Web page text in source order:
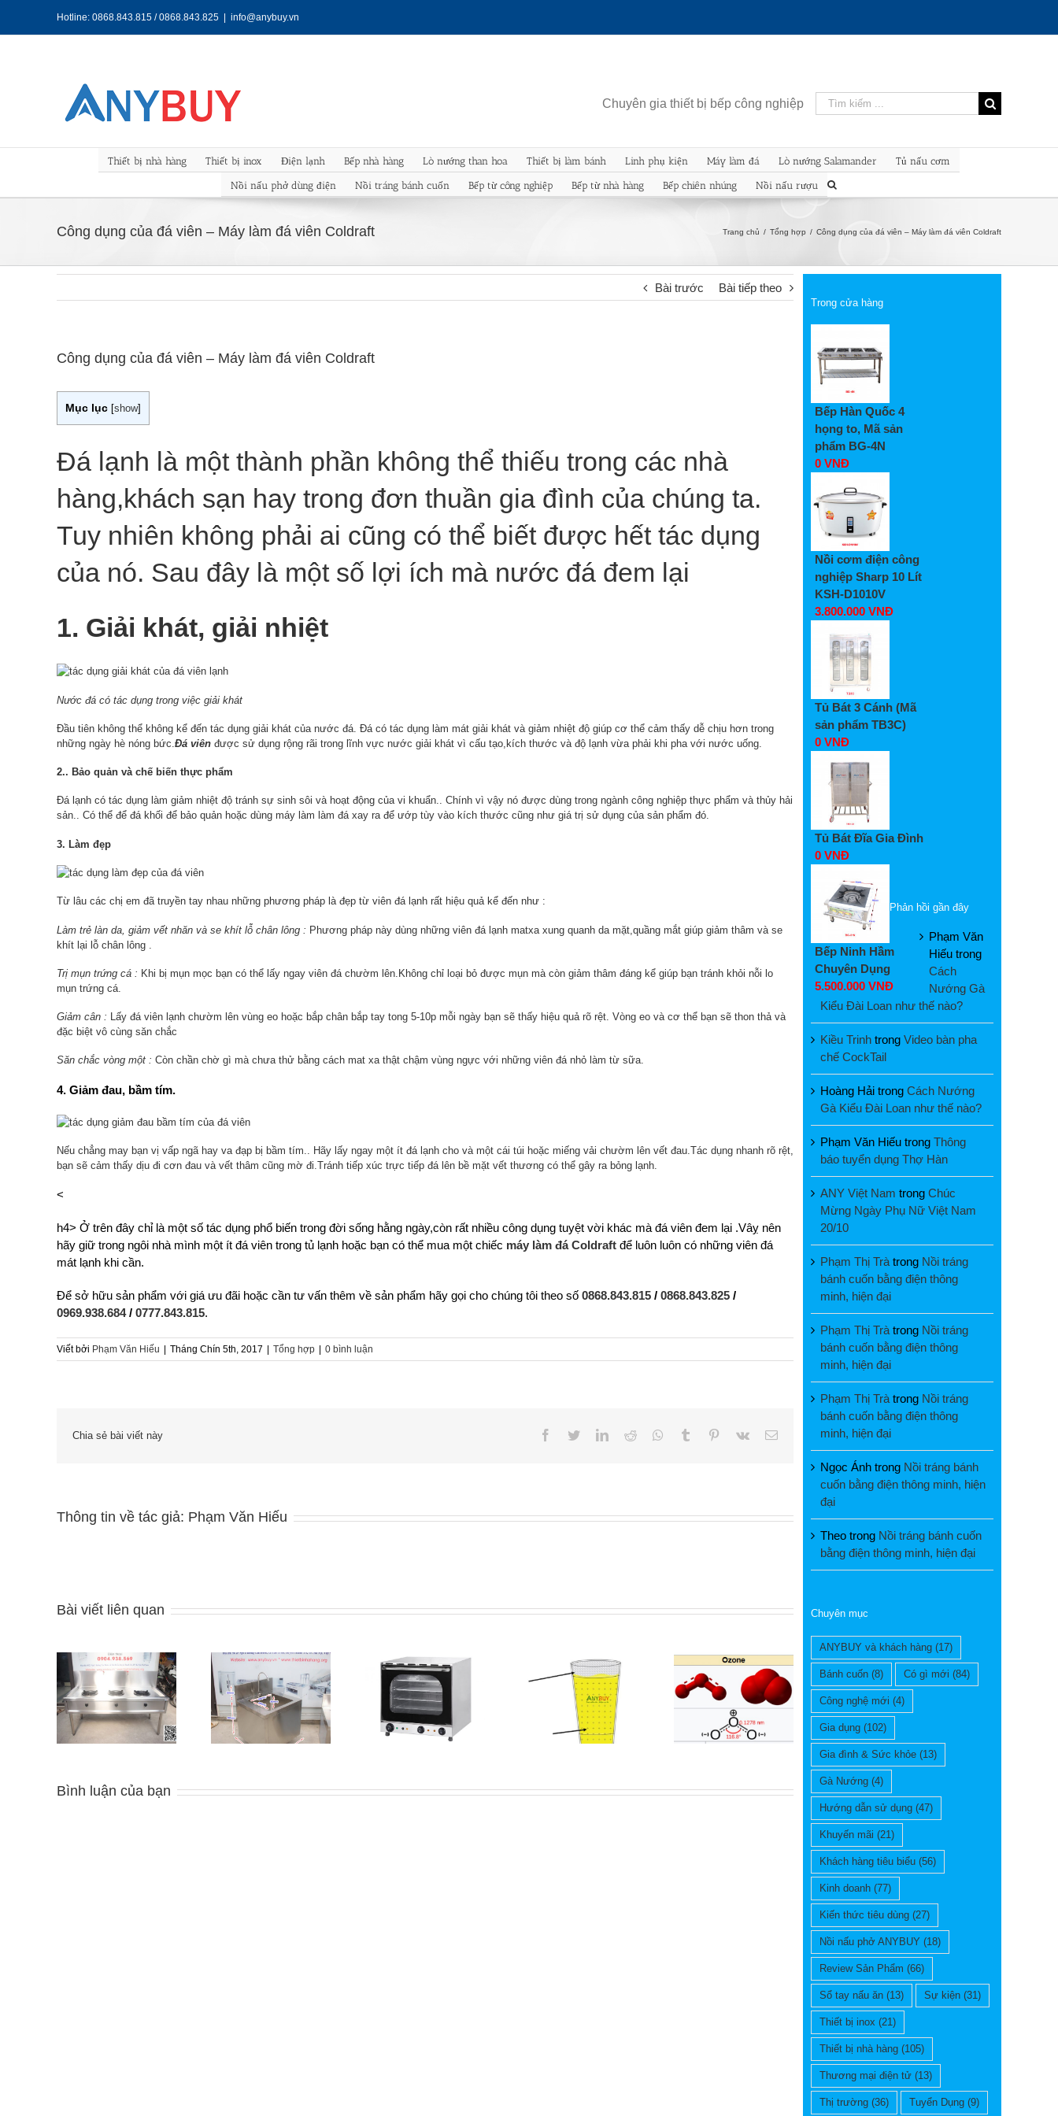
Hotline: 0868.843.815 / 0868.843.825 info@anybuy.vn
Kết
quả
kiếm
cho:
Chuyên gia thiết bị bếp công nghiệp
Thiết bị nhà hàng Thiết bị inox Điện lạnh Bếp nhà hàng Lò nướng than hoa Thiết bị làm bánh Linh phụ kiện Máy làm đá Lò nướng Salamander Tủ nấu cơm
Nồi nấu phở dùng điện Nồi tráng bánh cuốn Bếp từ công nghiệp Bếp từ nhà hàng Bếp chiên nhúng Nồi nấu rượu
Công dụng của đá viên – Máy làm đá viên Coldraft Trang chủ / Tổng hợp / Công dụng của đá viên – Máy làm đá viên Coldraft
Bài trước Bài tiếp theo
Công dụng của đá viên – Máy làm đá viên Coldraft
Mục lục [show]
Đá lạnh là một thành phần không thể thiếu trong các nhà
hàng,khách sạn hay trong đơn thuần gia đình của chúng ta.
Tuy nhiên không phải ai cũng có thể biết được hết tác dụng
của nó. Sau đây là một số lợi ích mà nước đá đem lại
1. Giải khát, giải nhiệt
Nước đá có tác dụng trong việc giải khát
Đầu tiên không thể không kể đến tác dụng giải khát của nước đá. Đá có tác dụng làm mát giải khát và giảm nhiệt độ giúp cơ thể cảm thấy dễ chịu hơn trong
những ngày hè nóng bức. Đá viên được sử dụng rộng rãi trong lĩnh vực nước giải khát vì cấu tạo,kích thước và độ lạnh vừa phải khi pha với nước uống.
2.. Bảo quản và chế biến thực phẩm
Đá lạnh có tác dụng làm giảm nhiệt độ tránh sự sinh sôi và hoạt động của vi khuẩn.. Chính vì vậy nó được dùng trong ngành công nghiệp thực phẩm và thủy hải
sản.. Có thể để đá khối để bảo quản hoặc dùng máy làm làm đá xay ra để ướp tùy vào kích thước cũng như giá trị sử dụng của sản phẩm đó.
3. Làm đẹp
Từ lâu các chị em đã truyền tay nhau những phương pháp là đẹp từ viên đá lạnh rất hiệu quả kể đến như :
Làm trẻ làn da, giảm vết nhăn và se khít lỗ chân lông : Phương pháp này dùng những viên đá lạnh matxa xung quanh da mặt,quầng mắt giúp giảm thâm và se
khít lại lỗ chân lông .
Trị mụn trứng cá : Khi bị mụn mọc bạn có thể lấy ngay viên đá chườm lên.Không chỉ loại bỏ được mụn mà còn giảm thâm đáng kể giúp bạn tránh khỏi nỗi lo
mụn trứng cá.
Giảm cân : Lấy đá viên lạnh chườm lên vùng eo hoặc bắp chân bắp tay tong 5-10p mỗi ngày bạn sẽ thấy hiệu quả rõ rệt. Vòng eo và cơ thể bạn sẽ thon thả và
đặc biệt vô cùng săn chắc
Săn chắc vòng một : Còn chần chờ gì mà chưa thử bằng cách mat xa thật chậm vùng ngực với những viên đá nhỏ làm từ sữa.
4. Giảm đau, bầm tím.
Nếu chẳng may bạn vị vấp ngã hay va đạp bị bầm tím.. Hãy lấy ngay một ít đá lạnh cho và một cái túi hoặc miếng vải chườm lên vết đau.Tác dụng nhanh rõ rệt,
bạn sẽ cảm thấy dịu đi cơn đau và vết thâm cũng mờ đi.Tránh tiếp xúc trực tiếp đá lên bề mặt vết thương có thể gây ra bỏng lạnh.
<
h4> Ở trên đây chỉ là một số tác dụng phổ biến trong đời sống hằng ngày,còn rất nhiều công dụng tuyệt vời khác mà đá viên đem lại .Vâỵ nên
hãy giữ trong ngôi nhà mình một ít đá viên trong tủ lạnh hoặc bạn có thể mua một chiếc máy làm đá Coldraft để luôn luôn có những viên đá
mát lạnh khi cần.
Để sở hữu sản phẩm với giá ưu đãi hoặc cần tư vấn thêm về sản phẩm hãy gọi cho chúng tôi theo số 0868.843.815 / 0868.843.825 /
0969.938.684/ 0777.843.815.
Viết bởi Phạm Văn Hiếu Tháng Chín 5th, 2017 Tổng hợp 0 bình luận
Chia sẻ bài viết này Facebook
TwitterLinkedIn
Reddit Whatsapp
Tumblr Pinterest
Vk Email
Thông tin về tác giả: Phạm Văn Hiếu
Bài viết liên quan
Chậu rửa inox treo
tường mã sản
phẩm CITT
Lò nướng đối lưu 4
khay YueShun
YSD-4A
Tìm hiểu vai trò
CO2 đối với bia hơi
Hà Nội từ A-Z
Ozone là gì? Các
ứng dụng của nó
trong Y Học và
Công Nghiệp
Bình luận của bạn
Trong cửa hàng
Bếp Hàn Quốc 4
họng to, Mã sản
phẩm BG-4N
0 VNĐ
Nồi cơm điện công
nghiệp Sharp 10 Lít
KSH-D1010V
3.800.000 VNĐ
Tủ Bát 3 Cánh (Mã
sản phẩm TB3C)
0 VNĐ
Tủ Bát Đĩa Gia Đình
0 VNĐ
Bếp Ninh Hầm
Chuyên Dụng
5.500.000 VNĐ
Phản hồi gần đây
Phạm Văn
Hiếu trong
Cách
Nướng Gà
Kiểu Đài Loan như thế nào?
Kiều Trinh trong Video bàn pha
chế CockTail
Hoàng Hải trong Cách Nướng
Gà Kiểu Đài Loan như thế nào?
Phạm Văn Hiếu trong Thông
báo tuyển dụng Thợ Hàn
ANY Việt Nam trong Chúc
Mừng Ngày Phụ Nữ Việt Nam
20/10
Phạm Thị Trà trong Nồi tráng
bánh cuốn bằng điện thông
minh, hiện đại
Phạm Thị Trà trong Nồi tráng
bánh cuốn bằng điện thông
minh, hiện đại
Phạm Thị Trà trong Nồi tráng
bánh cuốn bằng điện thông
minh, hiện đại
Ngọc Ánh trong Nồi tráng bánh
cuốn bằng điện thông minh, hiện
đại
Theo trong Nồi tráng bánh cuốn
bằng điện thông minh, hiện đại
Chuyên mục
ANYBUY và khách hàng (17)
Bánh cuốn (8) Có gì mới (84)
Công nghệ mới (4)
Gia dụng (102)
Gia đình & Sức khỏe (13)
Gà Nướng (4)
Hướng dẫn sử dụng (47)
Khuyến mãi (21)
Khách hàng tiêu biểu (56)
Kinh doanh (77)
Kiến thức tiêu dùng (27)
Nồi nấu phở ANYBUY (18)
Review Sản Phẩm (66)
Sổ tay nấu ăn (13) Sự kiện (31)
Thiết bị inox (21)
Thiết bị nhà hàng (105)
Thương mại điện tử (13)
Thị trường (36) Tuyển Dụng (9)